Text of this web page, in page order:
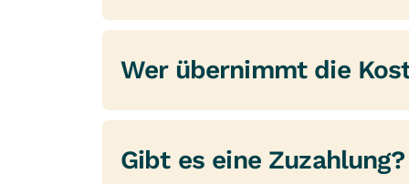
Anreisetags einplanen.
beginnen.
Bei der Anreise mit
der auf Ihrem
Nein, spezielle
Freitag möglich.
Wer übernimmt die
Die Kosten trägt:
Gibt es eine Zuzahlung?